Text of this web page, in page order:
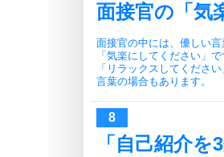
面接官の「気
面接官の中には、優しい言
「気楽にしてください」で
「リラックスしてくださ
言葉の場合もあります。
「自己紹介